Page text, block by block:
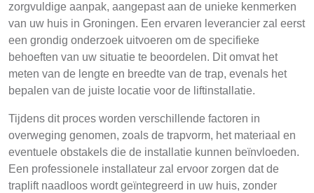
zorgvuldige aanpak, aangepast aan de unieke kenmerken
van uw huis in Groningen. Een ervaren leverancier zal eerst
een grondig onderzoek uitvoeren om de specifieke
behoeften van uw situatie te beoordelen. Dit omvat het
meten van de lengte en breedte van de trap, evenals het
bepalen van de juiste locatie voor de liftinstallatie.
Tijdens dit proces worden verschillende factoren in
overweging genomen, zoals de trapvorm, het materiaal en
eventuele obstakels die de installatie kunnen beïnvloeden.
Een professionele installateur zal ervoor zorgen dat de
traplift naadloos wordt geïntegreerd in uw huis, zonder